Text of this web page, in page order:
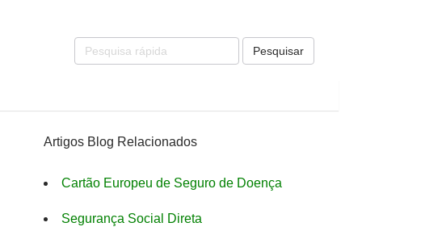
Pesquisar
Artigos Blog Relacionados
Cartão Europeu de Seguro de Doença
Segurança Social Direta